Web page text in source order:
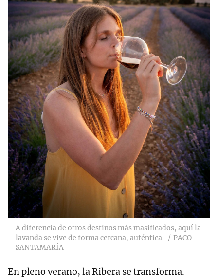
A diferencia de otros destinos más masificados, aquí la
lavanda se vive de forma cercana, auténtica.
PACO
SANTAMARÍA
En pleno verano, la Ribera se transforma.